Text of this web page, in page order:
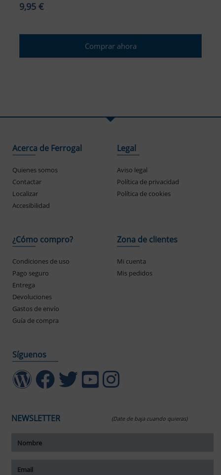
9,95 €
Comprar ahora
Acerca de Ferrogal
Quienes somos
Contactar
Localizar
Accesibilidad
Legal
Aviso legal
Política de privacidad
Política de cookies
¿Cómo compro?
Condiciones de uso
Pago seguro
Entrega
Devoluciones
Gastos de envío
Guía de compra
Zona de clientes
Mi cuenta
Mis pedidos
Síguenos
NEWSLETTER (Date de baja cuando quieras)
tamaño del texto
del texto